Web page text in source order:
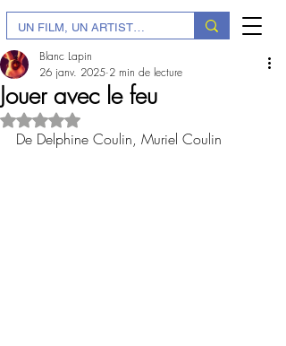
Jouer avec le feu
Blanc Lapin
26 janv. 2025 2 min de lecture
Noté NaN étoiles sur 5.
De Delphine Coulin, Muriel Coulin